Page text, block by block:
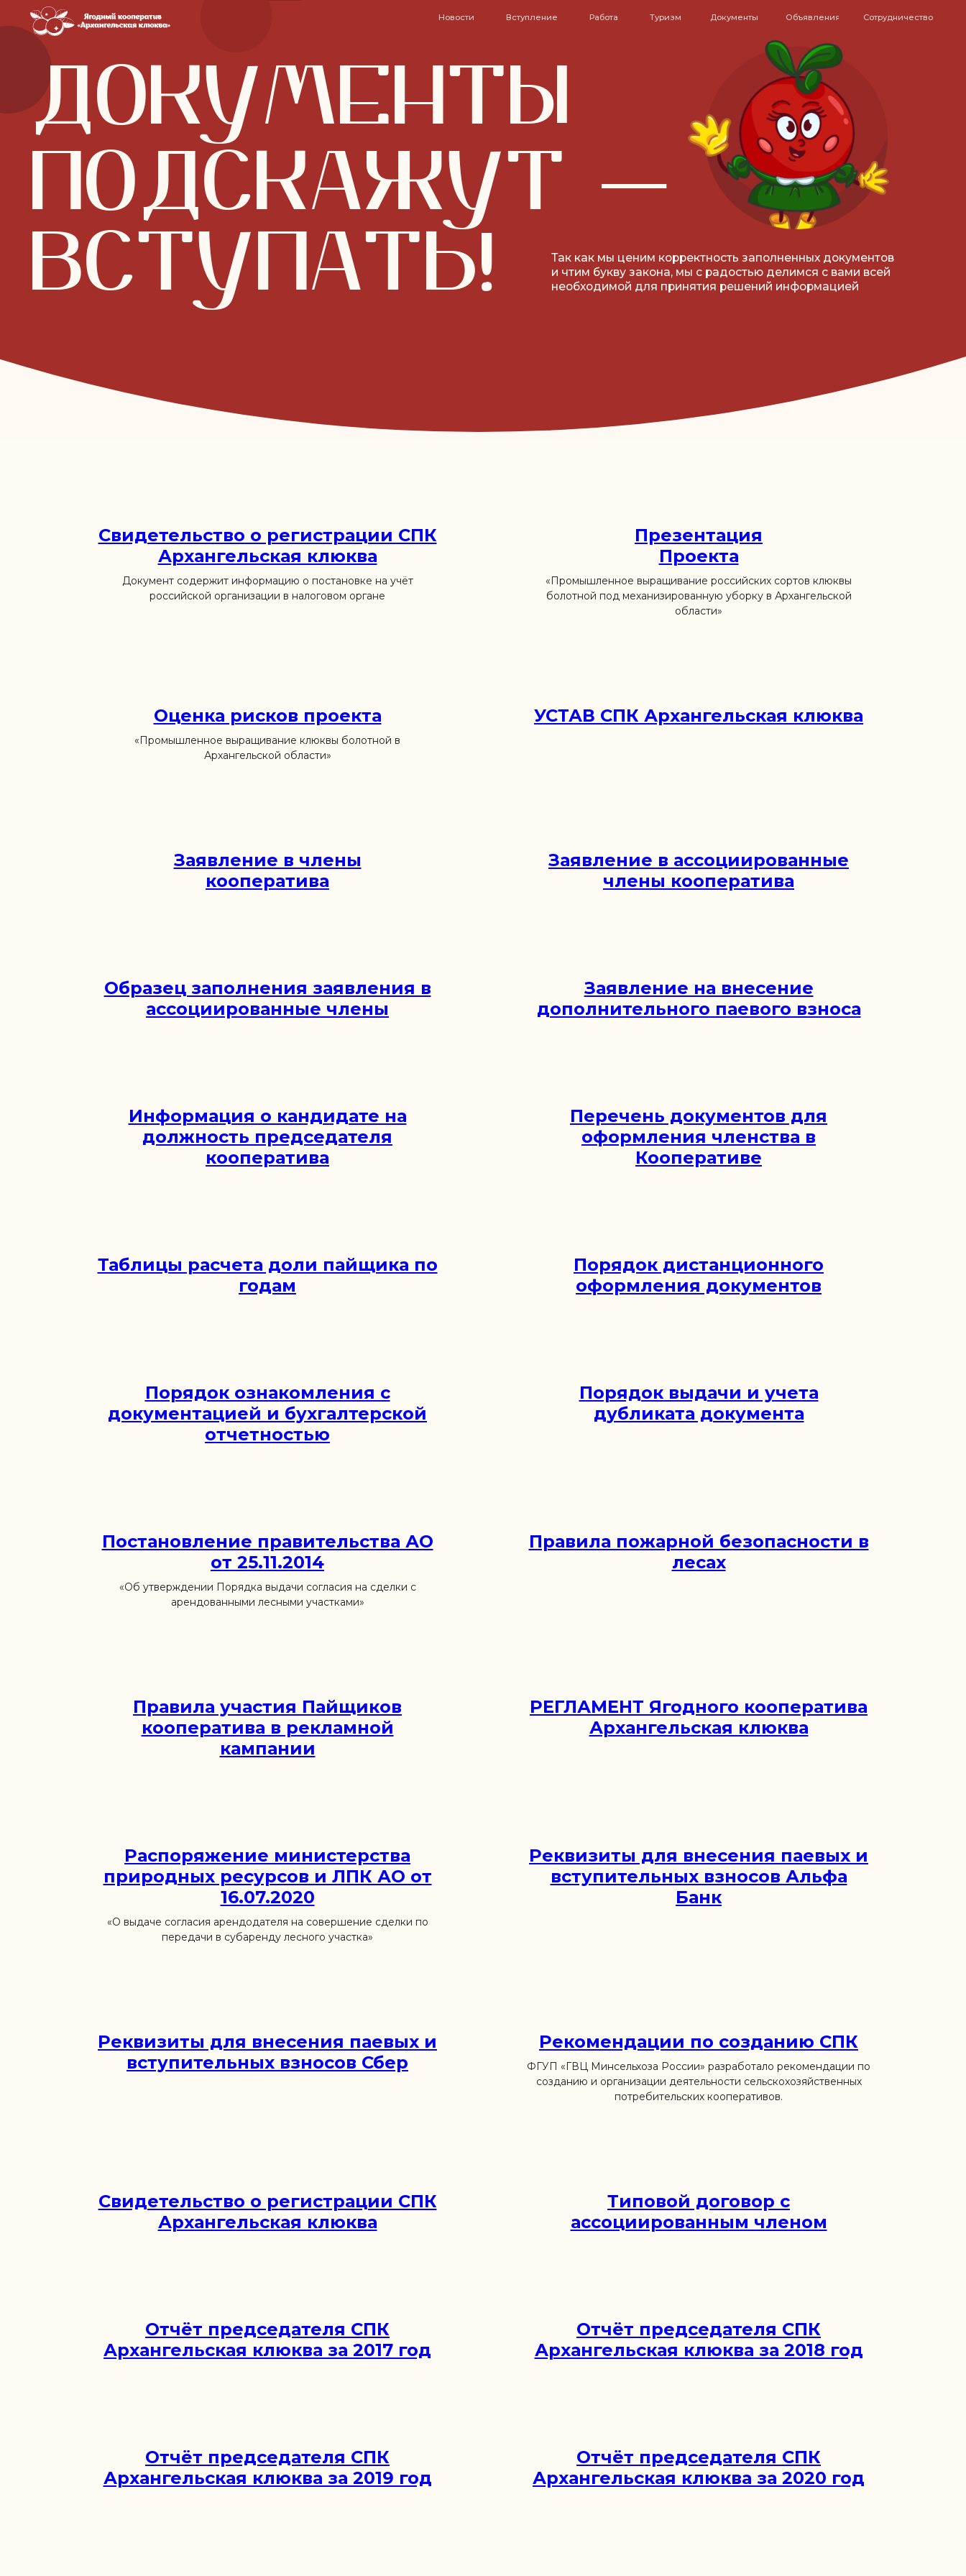
Сотрудничество
Документы Объявления
Туризм
Работа
Вступление
ДОКУМЕНТЫ
ПОДСКАЖУТ —
ВСТУПАТЬ!
Так как мы ценим корректность заполненных документов
необходимой для принятия решений информацией
Свидетельство о регистрации СПК
Архангельская клюква
Документ содержит информацию о постановке на учёт
российской организации в налоговом органе
Презентация
Проекта
«Промышленное выращивание российских сортов клюквы
болотной под механизированную уборку в Архангельской
области»
Оценка рисков проекта
«Промышленное выращивание клюквы болотной в
Архангельской области»
УСТАВ СПК Архангельская клюква
Заявление в члены
кооператива
Заявление в ассоциированные
члены кооператива
Образец заполнения заявления в
ассоциированные члены
Заявление на внесение
дополнительного паевого взноса
Информация о кандидате на
должность председателя
кооператива
Перечень документов для
оформления членства в
Кооперативе
Таблицы расчета доли пайщика по
годам
Порядок дистанционного
оформления документов
Порядок ознакомления с
документацией и бухгалтерской
отчетностью
Порядок выдачи и учета
дубликата документа
Постановление правительства АО
от 25.11.2014
«Об утверждении Порядка выдачи согласия на сделки с
арендованными лесными участками»
Правила пожарной безопасности в
лесах
Правила участия Пайщиков
кооператива в рекламной
кампании
РЕГЛАМЕНТ Ягодного кооператива
Архангельская клюква
Распоряжение министерства
природных ресурсов и ЛПК АО от
16.07.2020
«О выдаче согласия арендодателя на совершение сделки по
передачи в субаренду лесного участка»
Реквизиты для внесения паевых и
вступительных взносов Альфа
Банк
Реквизиты для внесения паевых и
вступительных взносов Сбер
Рекомендации по созданию СПК
ФГУП «ГВЦ Минсельхоза России» разработало рекомендации по
созданию и организации деятельности сельскохозяйственных
потребительских кооперативов.
Свидетельство о регистрации СПК
Архангельская клюква
Типовой договор с
ассоциированным членом
Отчёт председателя СПК
Архангельская клюква за 2017 год
Отчёт председателя СПК
Архангельская клюква за 2018 год
Отчёт председателя СПК
Архангельская клюква за 2019 год
Отчёт председателя СПК
Архангельская клюква за 2020 год